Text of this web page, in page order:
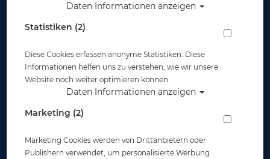
Daten Informationen anzeigen
Statistiken (2)
Diese Cookies erfassen anonyme Statistiken. Diese
Informationen helfen uns zu verstehen, wie wir unsere
Website noch weiter optimieren können.
Daten Informationen anzeigen
Marketing (2)
Marketing Cookies werden von Drittanbietern oder
Publishern verwendet, um personalisierte Werbung